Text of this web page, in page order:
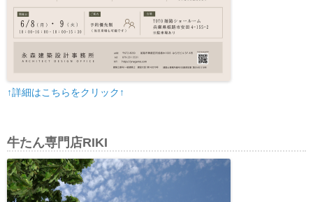
↑詳細はこちらをクリック↑
牛たん専門店RIKI